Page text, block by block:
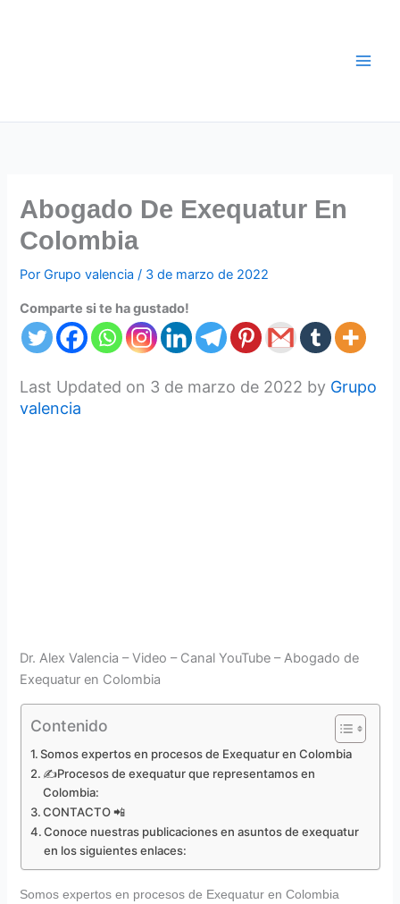
Abogado De Exequatur En
Colombia
PorGrupo valencia/ 3 de marzo de 2022
Comparte si te ha gustado!
Last Updated on 3 de marzo de 2022 by Grupo
valencia
Dr. Alex Valencia – Video – Canal YouTube – Abogado de
Exequatur en Colombia
Contenido
Somos expertos en procesos de Exequatur en Colombia
✍Procesos de exequatur que representamos en
Colombia:
CONTACTO 📲
Conoce nuestras publicaciones en asuntos de exequatur
en los siguientes enlaces:
Somos expertos en procesos de Exequatur en Colombia